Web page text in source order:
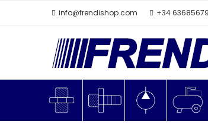
info@frendishop.com +34